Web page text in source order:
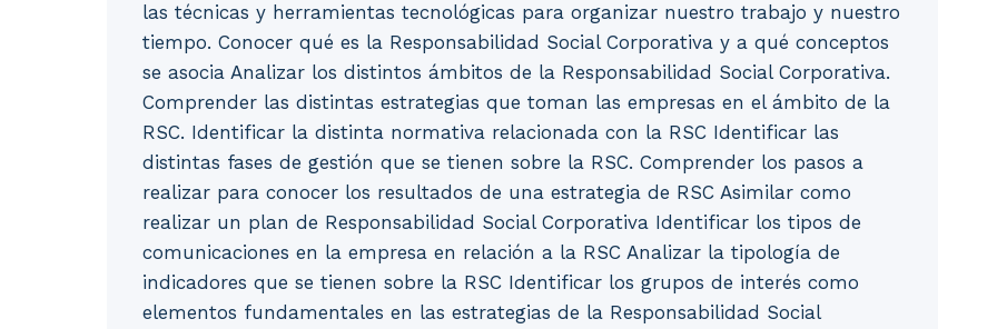
las técnicas y herramientas tecnológicas para organizar nuestro trabajo y nuestro
tiempo. Conocer qué es la Responsabilidad Social Corporativa y a qué conceptos
se asocia Analizar los distintos ámbitos de la Responsabilidad Social Corporativa.
Comprender las distintas estrategias que toman las empresas en el ámbito de la
RSC. Identificar la distinta normativa relacionada con la RSC Identificar las
distintas fases de gestión que se tienen sobre la RSC. Comprender los pasos a
realizar para conocer los resultados de una estrategia de RSC Asimilar como
realizar un plan de Responsabilidad Social Corporativa Identificar los tipos de
comunicaciones en la empresa en relación a la RSC Analizar la tipología de
indicadores que se tienen sobre la RSC Identificar los grupos de interés como
elementos fundamentales en las estrategias de la Responsabilidad Social